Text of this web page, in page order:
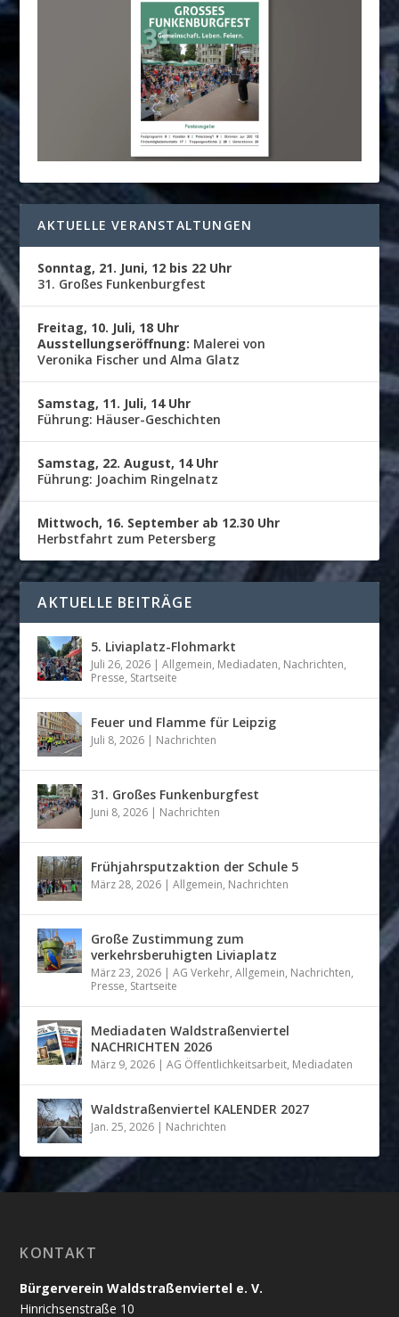
AKTUELLE VERANSTALTUNGEN
Sonntag, 21. Juni, 12 bis 22 Uhr
31. Großes Funkenburgfest
Freitag, 10. Juli, 18 Uhr
Ausstellungseröffnung: Malerei von
Veronika Fischer und Alma Glatz
Samstag, 11. Juli, 14 Uhr
Führung: Häuser-Geschichten
Samstag, 22. August, 14 Uhr
Führung: Joachim Ringelnatz
Mittwoch, 16. September ab 12.30 Uhr
Herbstfahrt zum Petersberg
AKTUELLE BEITRÄGE
5. Liviaplatz-Flohmarkt
Juli 26, 2026 |Allgemein, Mediadaten, Nachrichten,
Presse, Startseite
Feuer und Flamme für Leipzig
Juli 8, 2026 | Nachrichten
31. Großes Funkenburgfest
Juni 8, 2026 | Nachrichten
Frühjahrsputzaktion der Schule 5
März 28, 2026 |Allgemein, Nachrichten
Große Zustimmung zum
verkehrsberuhigten Liviaplatz
März 23, 2026 |AG Verkehr,Allgemein, Nachrichten,
Presse, Startseite
Mediadaten Waldstraßenviertel
NACHRICHTEN 2026
März 9, 2026 |AG Öffentlichkeitsarbeit, Mediadaten
Waldstraßenviertel KALENDER 2027
Jan. 25, 2026 | Nachrichten
KONTAKT
Bürgerverein Waldstraßenviertel e. V.
Hinrichsenstraße 10